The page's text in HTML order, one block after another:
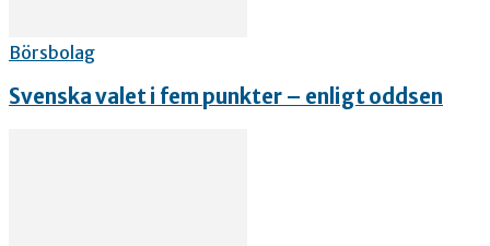
Börsbolag
Svenska valet i fem punkter – enligt oddsen